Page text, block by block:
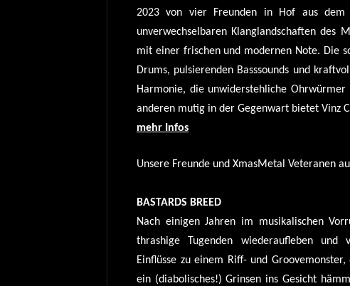
2023 von vier Freunden in Hof aus dem
unverwechselbaren Klanglandschaften des
mit einer frischen und modernen Note. Die
Drums, pulsierenden Basssounds und
Harmonie, die unwiderstehliche
anderen mutig in der Gegenwart bietet Vinz
mehr Infos
Unsere Freunde und XmasMetal Veteranen
BASTARDS BREED
Nach einigen Jahren im musikalischen
thrashige Tugenden wiederaufleben und
Einflüsse zu einem Riff- und
ein (diabolisches!) Grinsen ins Gesicht